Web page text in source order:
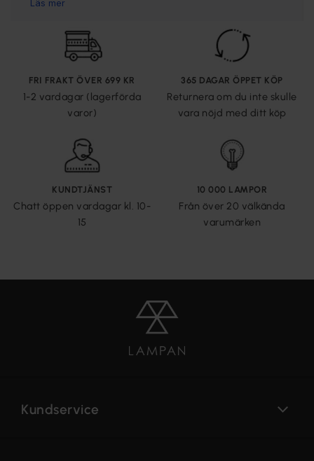
FRI FRAKT ÖVER 699 KR
1-2 vardagar (lagerförda
varor)
365 DAGAR ÖPPET KÖP
Returnera om du inte skulle
vara nöjd med ditt köp
KUNDTJÄNST
Chatt öppen vardagar kl. 10-
15
10 000 LAMPOR
Från över 20 välkända
varumärken
Kundservice